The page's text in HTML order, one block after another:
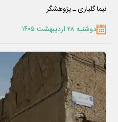
نیما گلیاری ـ پژوهشگر
دوشنبه ۲۸ اردیبهشت ۱۴۰۵